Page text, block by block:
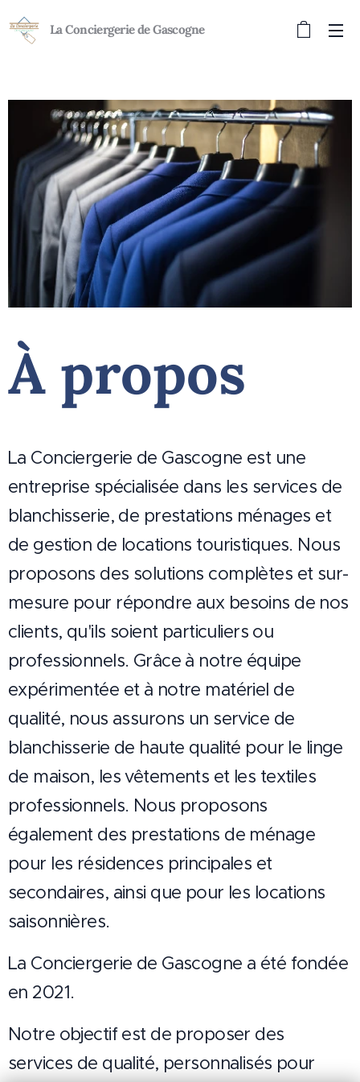
La Conciergerie de Gascogne
À propos
La Conciergerie de Gascogne est une
entreprise spécialisée dans les services de
blanchisserie, de prestations ménages et
de gestion de locations touristiques. Nous
proposons des solutions complètes et sur-
mesure pour répondre aux besoins de nos
clients, qu'ils soient particuliers ou
professionnels. Grâce à notre équipe
expérimentée et à notre matériel de
qualité, nous assurons un service de
blanchisserie de haute qualité pour le linge
de maison, les vêtements et les textiles
professionnels. Nous proposons
également des prestations de ménage
pour les résidences principales et
secondaires, ainsi que pour les locations
saisonnières.
La Conciergerie de Gascogne a été fondée
en 2021.
Notre objectif est de proposer des
services de qualité, personnalisés pour